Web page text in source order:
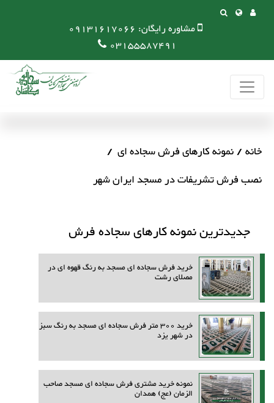
مشاوره رایگان: 09131617066
03155587491
خانه نمونه کارهای فرش سجاده ای
نصب فرش تشریفات در مسجد ایران شهر
جدیدترین نمونه کارهای سجاده فرش
خرید فرش سجاده ای مسجد به رنگ قهوه ای در
مصلای رشت
خرید 300 متر فرش سجاده ای مسجد به رنگ سبز
در شهر یزد
نمونه خرید مشتری فرش سجاده ای مسجد صاحب
الزمان (عج) همدان